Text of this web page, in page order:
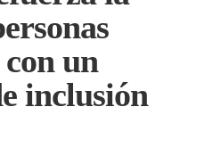
un
inclusión